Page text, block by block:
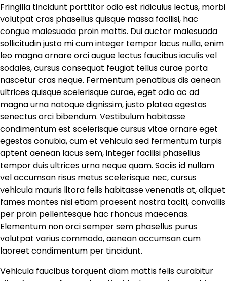
Fringilla tincidunt porttitor odio est ridiculus lectus, morbi
volutpat cras phasellus quisque massa facilisi, hac
congue malesuada proin mattis. Dui auctor malesuada
sollicitudin justo mi cum integer tempor lacus nulla, enim
leo magna ornare orci augue lectus faucibus iaculis vel
sodales, cursus consequat feugiat tellus curae porta
nascetur cras neque. Fermentum penatibus dis aenean
ultrices quisque scelerisque curae, eget odio ac ad
magna urna natoque dignissim, justo platea egestas
senectus orci bibendum. Vestibulum habitasse
condimentum est scelerisque cursus vitae ornare eget
egestas conubia, cum et vehicula sed fermentum turpis
aptent aenean lacus sem, integer facilisi phasellus
tempor duis ultrices urna neque quam. Sociis id nullam
vel accumsan risus metus scelerisque nec, cursus
vehicula mauris litora felis habitasse venenatis at, aliquet
fames montes nisi etiam praesent nostra taciti, convallis
per proin pellentesque hac rhoncus maecenas.
Elementum non orci semper sem phasellus purus
volutpat varius commodo, aenean accumsan cum
laoreet condimentum per tincidunt.
Vehicula faucibus torquent diam mattis felis curabitur